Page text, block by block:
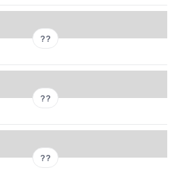
??
??
??